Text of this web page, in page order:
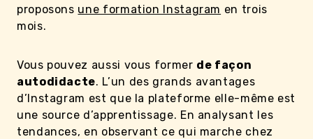
proposons une formation Instagram en trois
mois.
Vous pouvez aussi vous former de façon
autodidacte. L’un des grands avantages
d’Instagram est que la plateforme elle-même est
une source d’apprentissage. En analysant les
tendances, en observant ce qui marche chez